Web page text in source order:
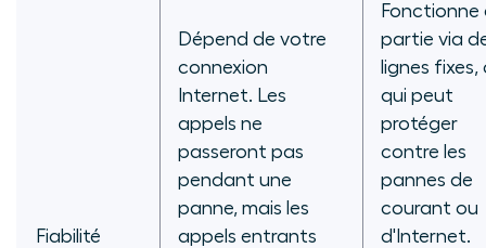
Fiabilité
Dépend de votre
connexion
Internet. Les
appels ne
passeront pas
pendant une
panne, mais les
appels entrants
Fonctionne
partie via
lignes fixes,
qui peut
protéger
contre les
pannes de
courant ou
d'Internet.